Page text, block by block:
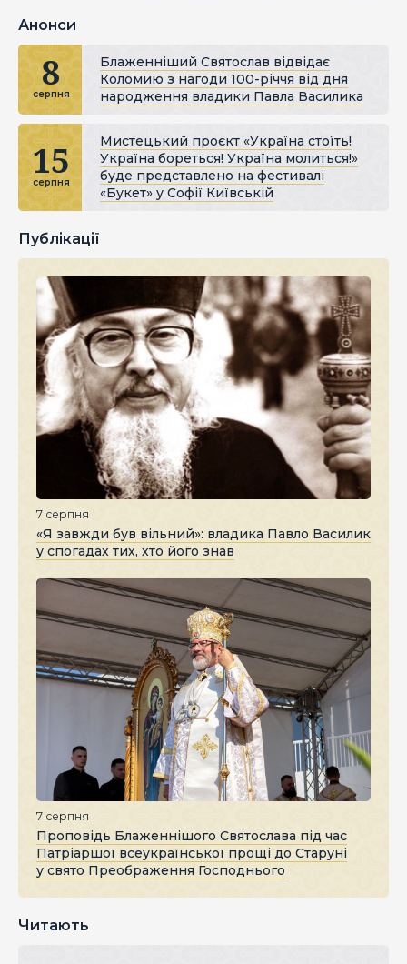
Анонси
8
серпня
Блаженніший Святослав відвідає
Коломию з нагоди 100-річчя від дня
народження владики Павла Василика
15
серпня
Мистецький проєкт «Україна стоїть!
Україна бореться! Україна молиться!»
буде представлено на фестивалі
«Букет» у Софії Київській
Публікації
7 серпня
«Я завжди був вільний»: владика Павло Василик
у спогадах тих, хто його знав
7 серпня
Проповідь Блаженнішого Святослава під час
Патріаршої всеукраїнської прощі до Старуні
у свято Преображення Господнього
Читають